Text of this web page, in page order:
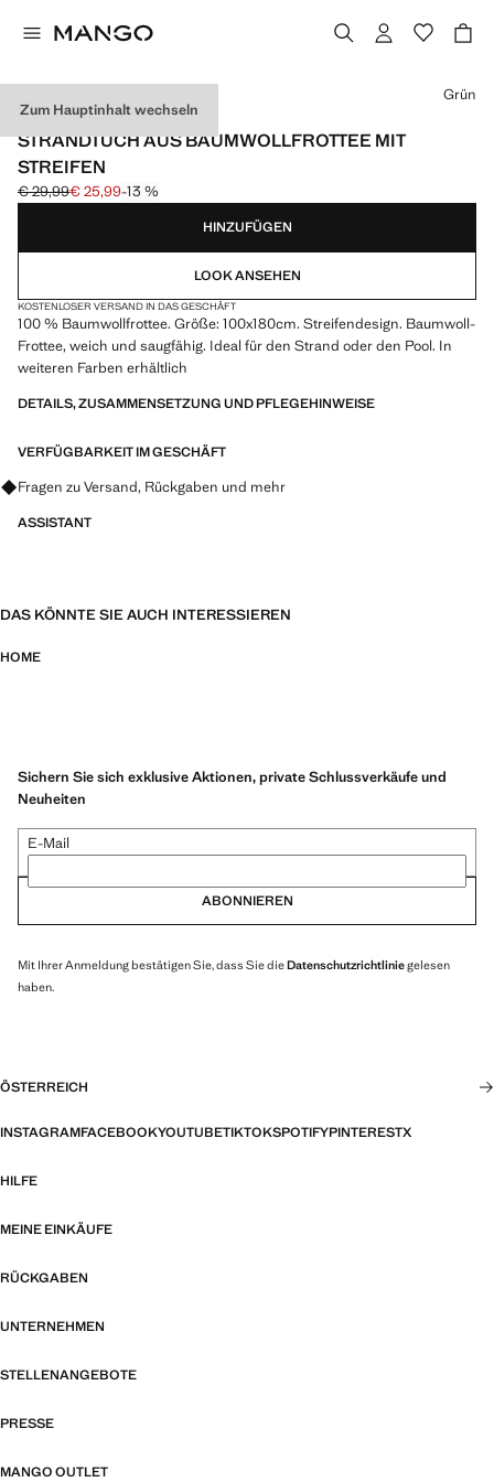
Zum Hauptinhalt wechseln
600 G/M2
STRANDTUCH AUS BAUMWOLLFROTTEE MIT
STREIFEN
Ausgangspreis durchgestrichen [€ 29,99 ]
€ 29,99
Aktueller Preis [€ 25,99 ]
€ 25,99-13 %
Wählen Sie eine Farbe
Grün
HINZUFÜGEN
LOOK ANSEHEN
KOSTENLOSER VERSAND IN DAS GESCHÄFT
100 % Baumwollfrottee. Größe: 100x180cm. Streifendesign. Baumwoll-
Frottee, weich und saugfähig. Ideal für den Strand oder den Pool. In
weiteren Farben erhältlich
DETAILS, ZUSAMMENSETZUNG UND PFLEGEHINWEISE
VERFÜGBARKEIT IM GESCHÄFT
Fragen zu Versand, Rückgaben und mehr
ASSISTANT
DAS KÖNNTE SIE AUCH INTERESSIEREN
HOME
Sichern Sie sich exklusive Aktionen, private Schlussverkäufe und
Neuheiten
E-Mail
ABONNIEREN
Mit Ihrer Anmeldung bestätigen Sie, dass Sie dieDatenschutzrichtliniegelesen
haben.
ÖSTERREICH
INSTAGRAMFACEBOOKYOUTUBETIKTOKSPOTIFYPINTERESTX
HILFE
MEINE EINKÄUFE
RÜCKGABEN
UNTERNEHMEN
STELLENANGEBOTE
PRESSE
MANGO OUTLET